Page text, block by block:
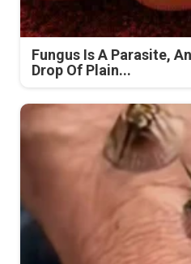
Fungus Is A Parasite,
Drop Of Plain...